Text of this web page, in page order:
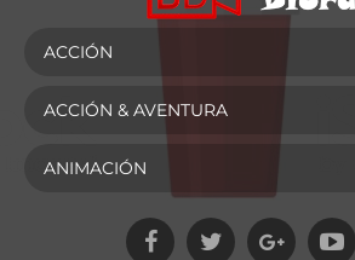
ACCIÓN
ACCIÓN & AVENTURA
ANIMACIÓN